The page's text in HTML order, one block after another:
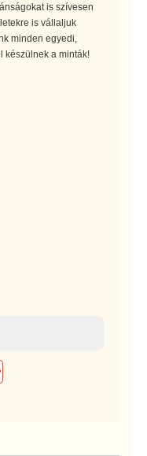
is szívesen
is vállaljuk
minden egyedi,
készülnek a minták!